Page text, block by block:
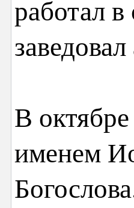
работал в
В
именем